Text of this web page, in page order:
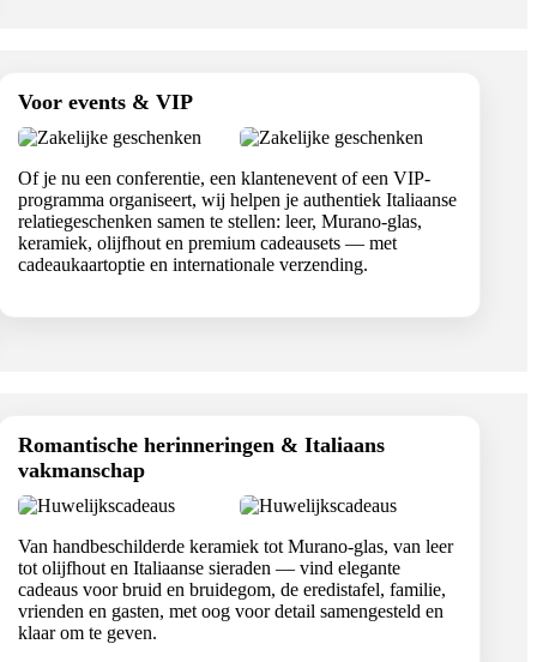
Voor events & VIP
Of je nu een conferentie, een klantenevent of een VIP-
programma organiseert, wij helpen je authentiek Italiaanse
relatiegeschenken samen te stellen: leer, Murano-glas,
keramiek, olijfhout en premium cadeausets — met
cadeaukaartoptie en internationale verzending.
Romantische herinneringen & Italiaans
vakmanschap
Van handbeschilderde keramiek tot Murano-glas, van leer
tot olijfhout en Italiaanse sieraden — vind elegante
cadeaus voor bruid en bruidegom, de eredistafel, familie,
vrienden en gasten, met oog voor detail samengesteld en
klaar om te geven.